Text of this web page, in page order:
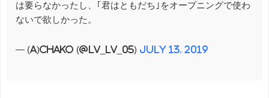
は要らなかったし、｢君はともだち｣をオープニングで使わ
ないで欲しかった。
— (a)chako (@lv_lv_05) July 13, 2019